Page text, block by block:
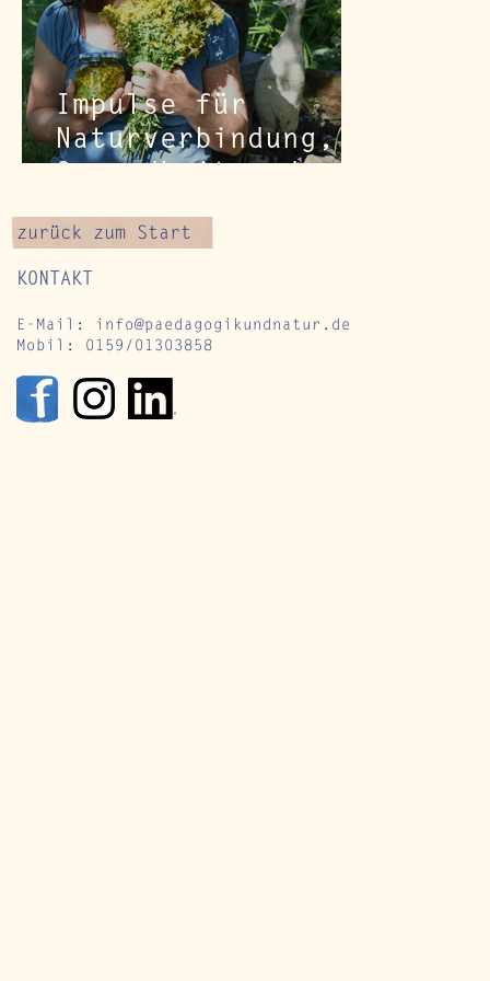
Impulse für
Naturverbindung,
Sommersonnenwende
- AUS DER FÜLLE
SCHÖPFEN
zurück zum Start
KONTAKT
E-Mail:
info@paedagogikundnatur.de
Mobil: 0159/01303858